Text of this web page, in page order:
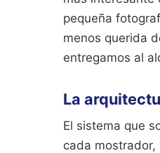
pequeña
menos querida
entregamos al
La
El sistema que
cada